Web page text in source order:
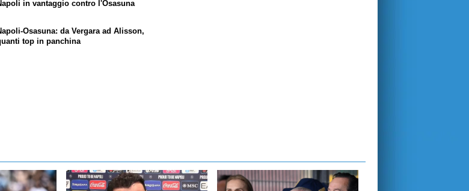
in vantaggio contro l'Osasuna
Osasuna: da Vergara ad Alisson,
top in panchina